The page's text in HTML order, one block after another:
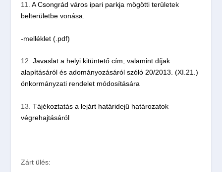
11. A Csongrád város ipari parkja mögötti területek
belterületbe vonása.
-melléklet (.pdf)
12. Javaslat a helyi kitüntető cím, valamint díjak
alapításáról és adományozásáról szóló 20/2013. (XI.21.)
önkormányzati rendelet módosítására
13. Tájékoztatás a lejárt határidejű határozatok
végrehajtásáról
Zárt ülés: